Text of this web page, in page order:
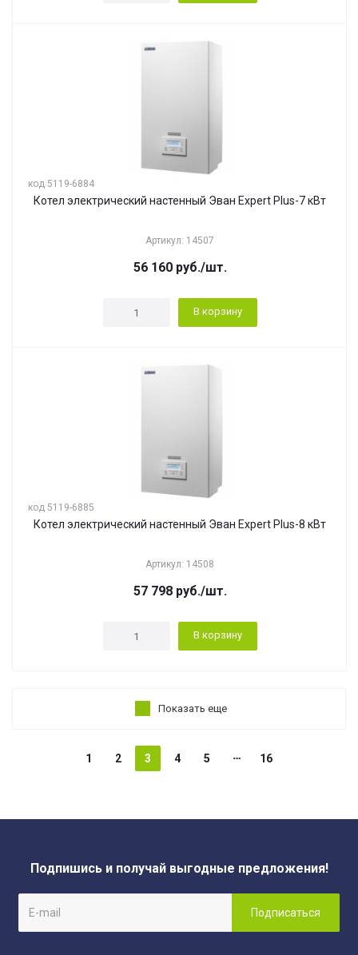
код 5119-6884
Котел электрический настенный Эван Expert Plus-7 кВт
Артикул: 14507
56 160руб./шт.
В корзину
код 5119-6885
Котел электрический настенный Эван Expert Plus-8 кВт
Артикул: 14508
57 798руб./шт.
В корзину
Показать еще
1 2 3 4 5 16
Подпишись и получай выгодные предложения!